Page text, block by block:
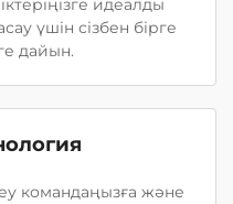
идеалды
үшін сізбен бірге
дайын.
командаңызға және